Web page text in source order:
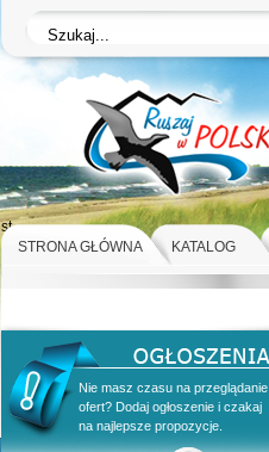
st
STRONA GŁÓWNA
KATALOG
Nie masz czasu na przeglądanie
ofert? Dodaj ogłoszenie i czakaj
na najlepsze propozycje.